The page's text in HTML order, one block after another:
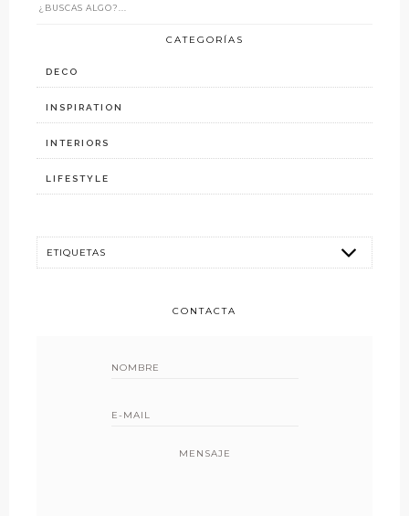
CATEGORÍAS
DECO
INSPIRATION
INTERIORS
LIFESTYLE
CONTACTA
MENSAJE